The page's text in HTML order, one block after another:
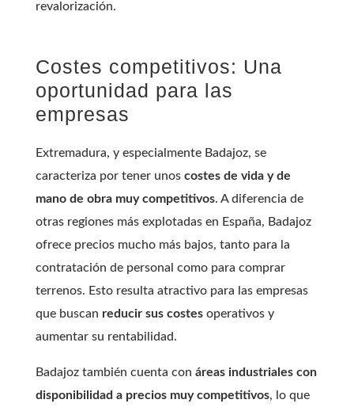
revalorización.
Costes competitivos: Una
oportunidad para las
empresas
Extremadura, y especialmente Badajoz, se
caracteriza por tener unos costes de vida y de
mano de obra muy competitivos. A diferencia de
otras regiones más explotadas en España, Badajoz
ofrece precios mucho más bajos, tanto para la
contratación de personal como para comprar
terrenos. Esto resulta atractivo para las empresas
que buscan reducir sus costesoperativos y
aumentar su rentabilidad.
Badajoz también cuenta con áreas industriales con
disponibilidad a precios muy competitivos, lo que